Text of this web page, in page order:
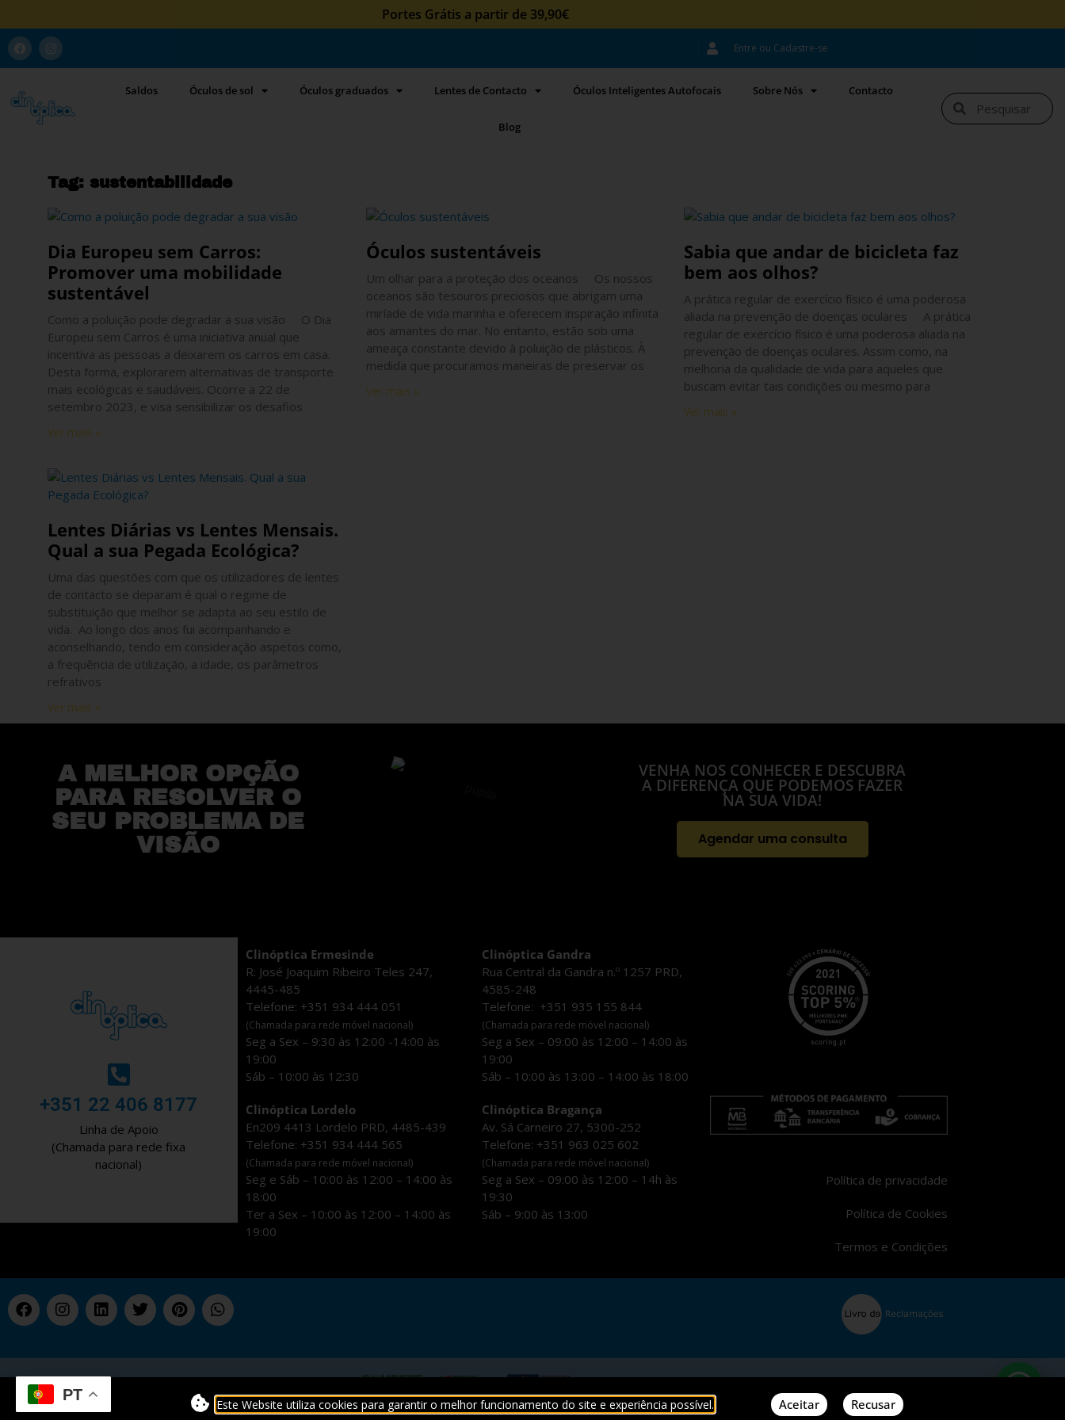
Portes Grátis a partir de 39,90€
Entre ou Cadastre-se
Saldos Óculos de sol Óculos graduados Lentes de Contacto Óculos Inteligentes Autofocais Sobre Nós Contacto
Blog
Tag: sustentabilidade
Dia Europeu sem Carros:
Promover uma mobilidade
sustentável
Como a poluição pode degradar a sua visão O Dia
Europeu sem Carros é uma iniciativa anual que
incentiva as pessoas a deixarem os carros em casa.
Desta forma, explorarem alternativas de transporte
mais ecológicas e saudáveis. Ocorre a 22 de
setembro 2023, e visa sensibilizar os desafios
Ver mais »
Óculos sustentáveis
Um olhar para a proteção dos oceanos Os nossos
oceanos são tesouros preciosos que abrigam uma
miríade de vida marinha e oferecem inspiração infinita
aos amantes do mar. No entanto, estão sob uma
ameaça constante devido à poluição de plásticos. À
medida que procuramos maneiras de preservar os
Ver mais »
Sabia que andar de bicicleta faz
bem aos olhos?
A prática regular de exercício físico é uma poderosa
aliada na prevenção de doenças oculares A prática
regular de exercício físico é uma poderosa aliada na
prevenção de doenças oculares. Assim como, na
melhoria da qualidade de vida para aqueles que
buscam evitar tais condições ou mesmo para
Ver mais »
Lentes Diárias vs Lentes Mensais.
Qual a sua Pegada Ecológica?
Uma das questões com que os utilizadores de lentes
de contacto se deparam é qual o regime de
substituição que melhor se adapta ao seu estilo de
vida. Ao longo dos anos fui acompanhando e
aconselhando, tendo em consideração aspetos como,
a frequência de utilização, a idade, os parâmetros
refrativos
Ver mais »
A MELHOR OPÇÃO
PARA RESOLVER O
SEU PROBLEMA DE
VISÃO
VENHA NOS CONHECER E DESCUBRA
A DIFERENÇA QUE PODEMOS FAZER
NA SUA VIDA!
Agendar uma consulta
‎+351 22 406 8177
Linha de Apoio
(Chamada para rede fixa
nacional)
Clinóptica Ermesinde
R. José Joaquim Ribeiro Teles 247,
4445-485
Telefone: +351 934 444 051
(Chamada para rede móvel nacional)
Seg a Sex – 9:30 às 12:00 -14:00 às
19:00
Sáb – 10:00 às 12:30
Clinóptica Gandra
Rua Central da Gandra n.º 1257 PRD,
4585-248
Telefone: +351 935 155 844
(Chamada para rede móvel nacional)
Seg a Sex – 09:00 às 12:00 – 14:00 às
19:00
Sáb – 10:00 às 13:00 – 14:00 às 18:00
Clinóptica Lordelo
En209 4413 Lordelo PRD, 4485-439
Telefone: +351 934 444 565
(Chamada para rede móvel nacional)
Seg e Sáb – 10:00 às 12:00 – 14:00 às
18:00
Ter a Sex – 10:00 às 12:00 – 14:00 às
19:00
Clinóptica Bragança
Av. Sá Carneiro 27, 5300-252
Telefone: +351 963 025 602
(Chamada para rede móvel nacional)
Seg a Sex – 09:00 às 12:00 – 14h às
19:30
Sáb – 9:00 às 13:00
Política de privacidade
Política de Cookies
Termos e Condições
Clinóptica. Todos os direitos reservados.
PT
Este Website utiliza cookies para garantir o melhor funcionamento do site e experiência possível. Aceitar Recusar